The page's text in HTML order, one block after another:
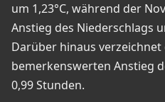
um 1,23°C, während der
Anstieg des Niederschlags
Darüber hinaus verzeichnet
bemerkenswerten Anstieg
0,99 Stunden.